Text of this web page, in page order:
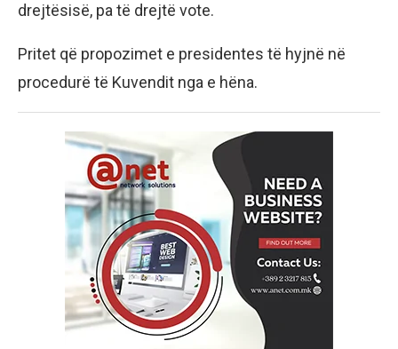
drejtësisë, pa të drejtë vote.
Pritet që propozimet e presidentes të hyjnë në
procedurë të Kuvendit nga e hëna.